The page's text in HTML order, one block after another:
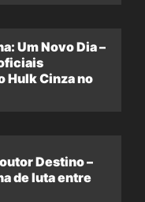
Um Novo Dia –
Hulk Cinza no
Destino –
de luta entre